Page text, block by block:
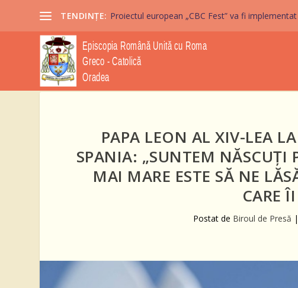
TENDINȚE: Proiectul european „CBC Fest” va fi implementat
PAPA LEON AL XIV-LEA
SPANIA: „SUNTEM NĂSCUȚI
MAI MARE ESTE SĂ NE
CARE
Postat de Biroul de Presă |